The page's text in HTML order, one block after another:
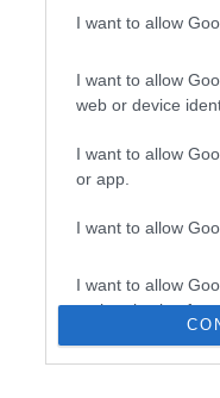
I want to allow
I want to allow
web or device
I want to allow
or app.
I want to allow
I want to allow
authentication
e Ilary: “La
io”